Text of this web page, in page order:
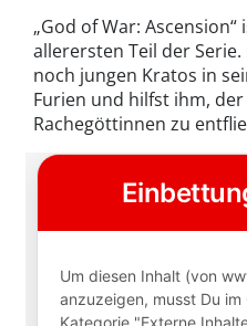
„God of War:
allerersten Teil der
noch jungen Kratos in
Furien und hilfst ihm,
Rachegöttinnen zu